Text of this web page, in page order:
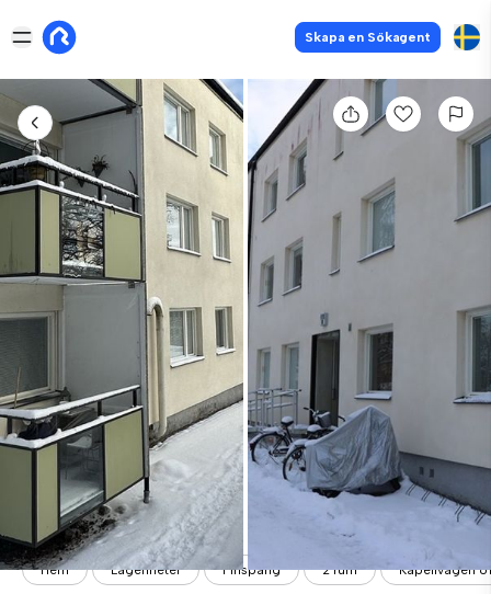
Skapa en Sökagent
Hem Lägenheter Finspång 2 rum Kapellvägen